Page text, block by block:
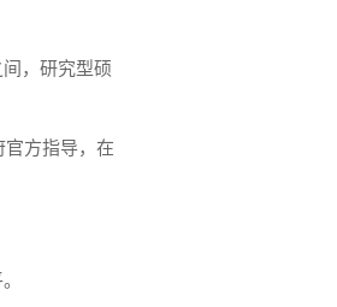
，研究型硕
方指导，在